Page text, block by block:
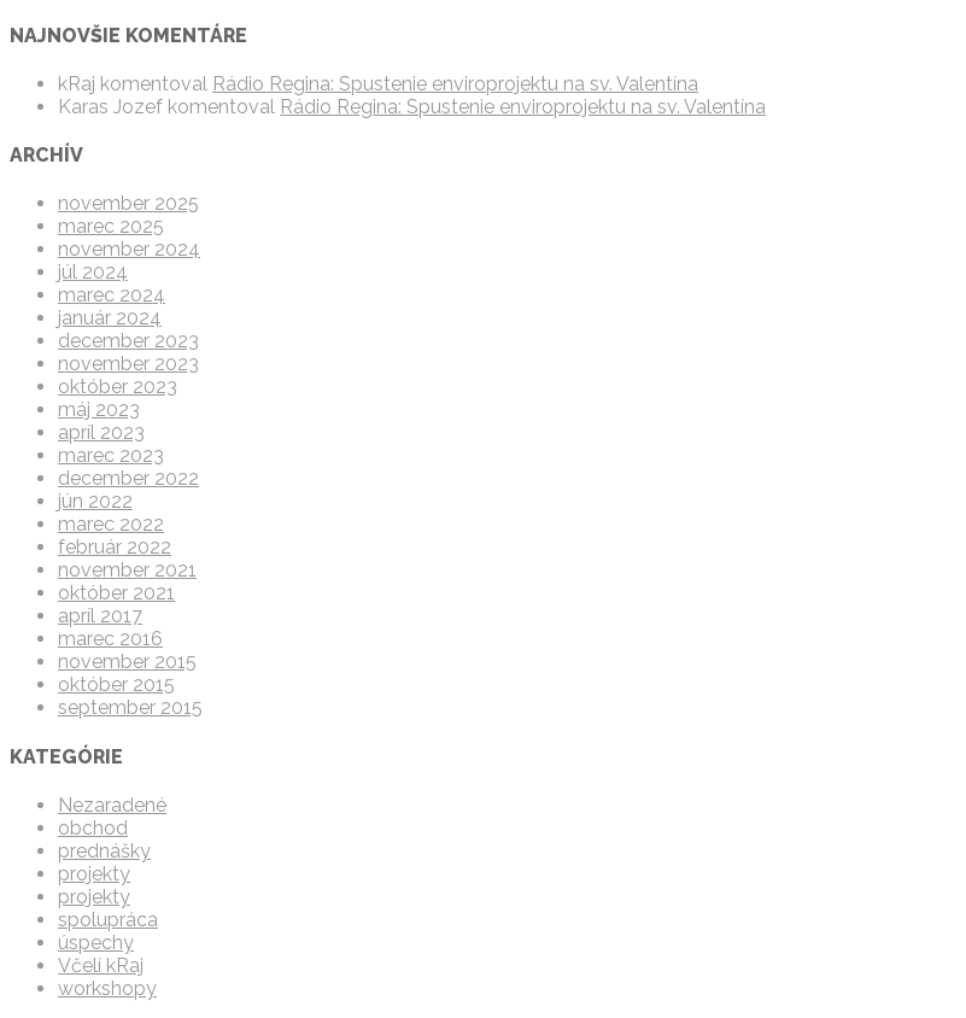
NAJNOVŠIE KOMENTÁRE
kRaj komentoval Rádio Regina: Spustenie enviroprojektu na sv. Valentína
Karas Jozef komentoval Rádio Regina: Spustenie enviroprojektu na sv. Valentína
ARCHÍV
november 2025
marec 2025
november 2024
júl 2024
marec 2024
január 2024
december 2023
november 2023
október 2023
máj 2023
apríl 2023
marec 2023
december 2022
jún 2022
marec 2022
február 2022
november 2021
október 2021
apríl 2017
marec 2016
november 2015
október 2015
september 2015
KATEGÓRIE
Nezaradené
obchod
prednášky
projekty
projekty
spolupráca
úspechy
Včelí kRaj
workshopy